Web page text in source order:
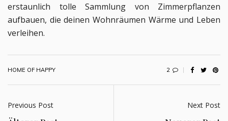
erstaunlich tolle Sammlung von Zimmerpflanzen
aufbauen, die deinen Wohnräumen Wärme und Leben
verleihen.
HOME OF HAPPY 2
Previous Post Next Post